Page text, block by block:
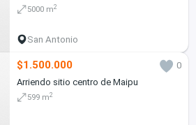
5000 m2
San Antonio
$1.500.000
0
Arriendo sitio centro de Maipu
599 m2